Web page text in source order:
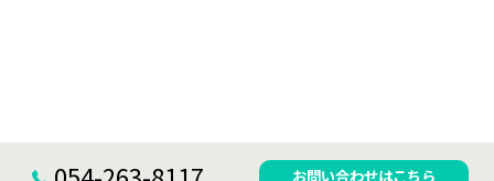
お問い合わせはこちら